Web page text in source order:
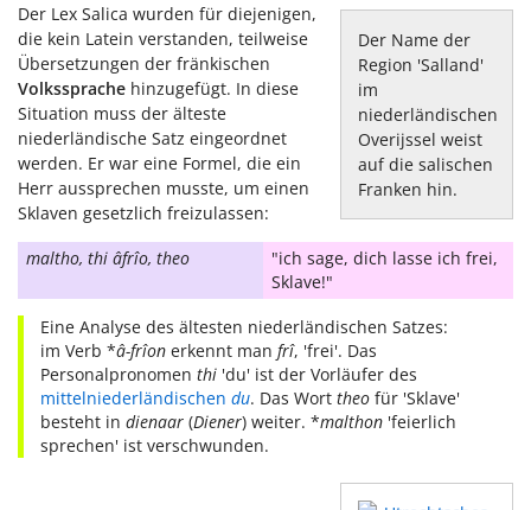
Der Name der
Region 'Salland'
im
niederländischen
Overijssel weist
auf die salischen
Franken hin.
Der Lex Salica wurden für diejenigen,
die kein Latein verstanden, teilweise
Übersetzungen der fränkischen
Volkssprache hinzugefügt. In diese
Situation muss der älteste
niederländische Satz eingeordnet
werden. Er war eine Formel, die ein
Herr aussprechen musste, um einen
Sklaven gesetzlich freizulassen:
maltho, thi âfrîo, theo
"ich sage, dich lasse ich frei,
Sklave!"
Eine Analyse des ältesten niederländischen Satzes:
im Verb *â-frîon erkennt man frî, 'frei'. Das
Personalpronomen thi 'du' ist der Vorläufer des
mittelniederländischen du. Das Wort theo für 'Sklave'
besteht in dienaar (Diener) weiter. *malthon 'feierlich
sprechen' ist verschwunden.